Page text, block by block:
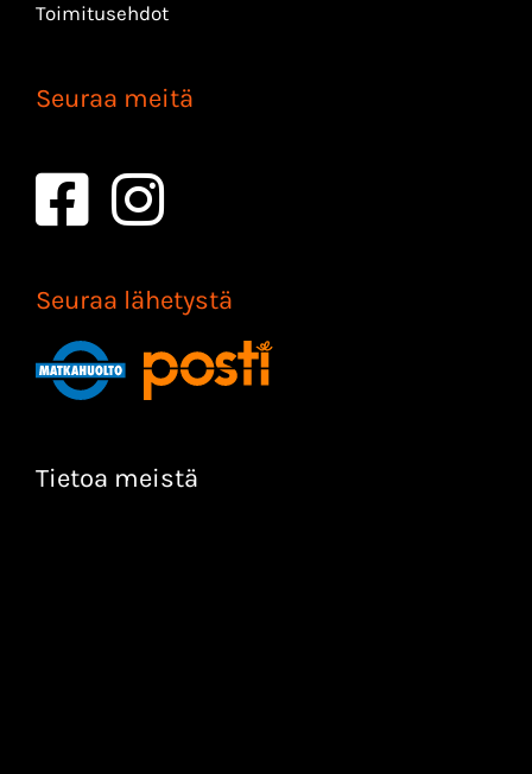
Toimitusehdot
Seuraa meitä
Seuraa lähetystä
Tietoa meistä